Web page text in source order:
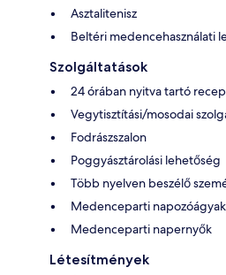
Asztalitenisz
Beltéri medencehasználati
Szolgáltatások
24 órában nyitva tartó
Vegytisztítási/mosodai
Fodrászszalon
Poggyásztárolási lehetőség
Több nyelven beszélő
Medenceparti napozóágyak
Medenceparti napernyők
Létesítmények